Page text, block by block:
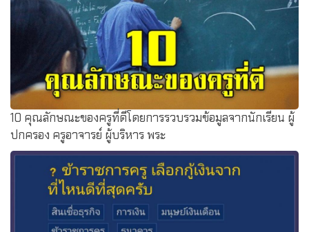
10 คุณลักษณะของครูที่ดีโดยการรวบรวมข้อมูลจากนักเรียน ผู้
ปกครอง ครูอาจารย์ ผู้บริหาร พระ